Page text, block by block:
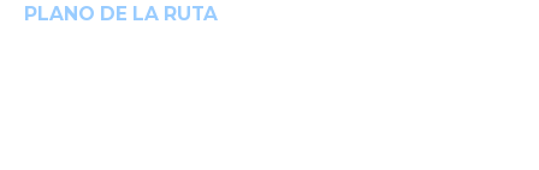
PLANO DE LA RUTA